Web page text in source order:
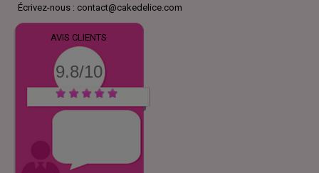
Écrivez-nous : contact@cakedelice.com
AVIS CLIENTS
9.8/10